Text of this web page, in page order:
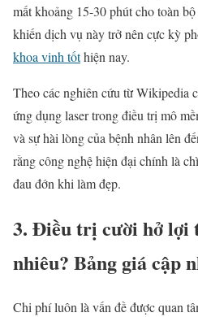
mất khoảng 15-30 phút cho toàn
khiến dịch vụ này trở nên cực kỳ
khoa vinh tốthiện nay.
Theo các nghiên cứu từ Wikipedia
ứng dụng laser trong điều trị mô
và sự hài lòng của bệnh nhân lên
rằng công nghệ hiện đại chính là
đau đớn khi làm đẹp.
3. Điều trị cười hở lợi
nhiêu? Bảng giá cập
Chi phí luôn là vấn đề được quan